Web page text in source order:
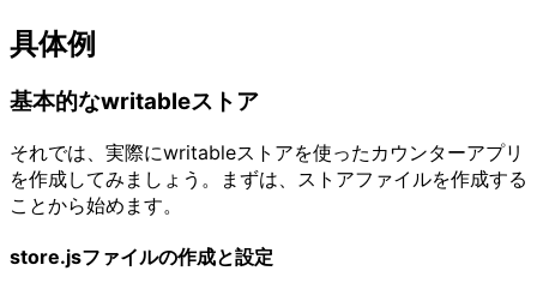
具体例
基本的なwritableストア
それでは、実際にwritableストアを使ったカウンターアプリ
を作成してみましょう。まずは、ストアファイルを作成する
ことから始めます。
store.jsファイルの作成と設定